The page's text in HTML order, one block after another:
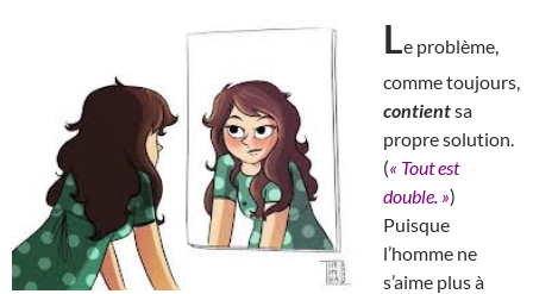
Le problème,
comme toujours,
contientsa
propre solution.
(« Tout est
double. »)
Puisque
l’homme ne
s’aime plus à